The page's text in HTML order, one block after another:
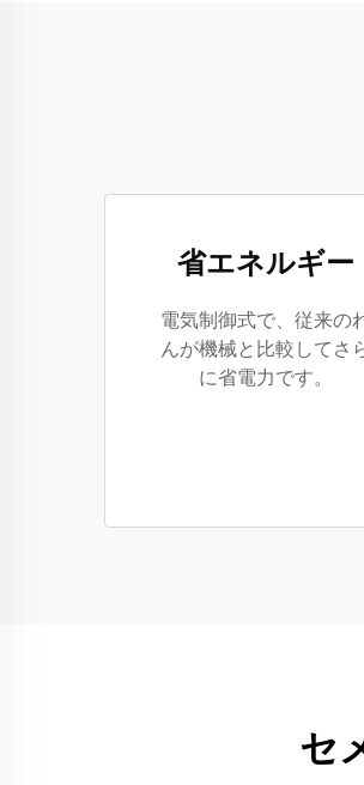
省エネルギー
電気制御式で、従来の
んが機械と比較してさ
に省電力です。
セ